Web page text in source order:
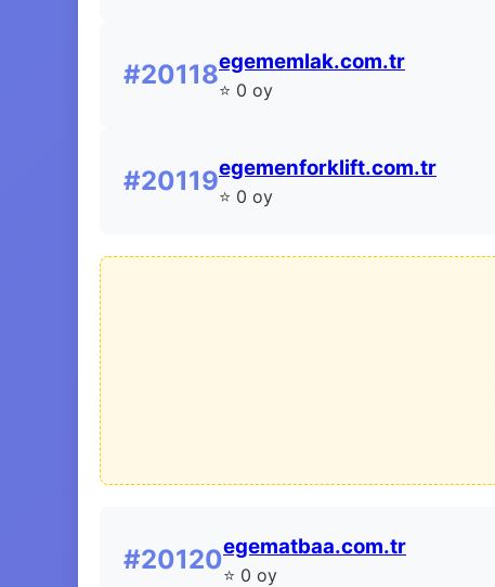
#20118egememlak.com.tr
⭐ 0 oy
#20119egemenforklift.com.tr
⭐ 0 oy
#20120egematbaa.com.tr
⭐ 0 oy